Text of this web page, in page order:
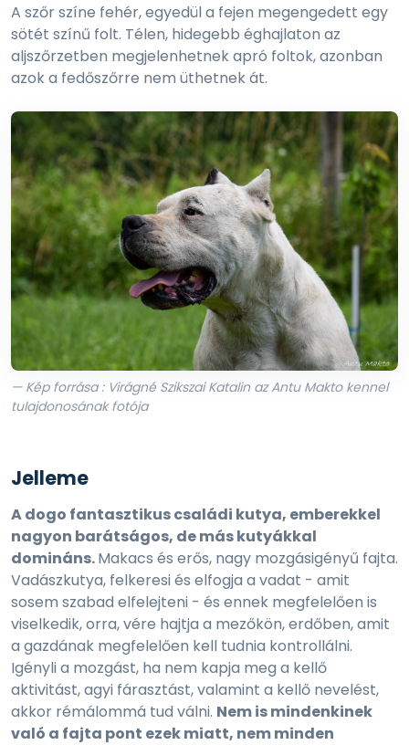
A szőr színe fehér, egyedül a fejen megengedett egy
sötét színű folt. Télen, hidegebb éghajlaton az
aljszőrzetben megjelenhetnek apró foltok, azonban
azok a fedőszőrre nem üthetnek át.
— Kép forrása : Virágné Szikszai Katalin az Antu Makto kennel
tulajdonosának fotója
Jelleme
A dogo fantasztikus családi kutya, emberekkel
nagyon barátságos, de más kutyákkal
domináns.Makacs és erős, nagy mozgásigényű fajta.
Vadászkutya, felkeresi és elfogja a vadat - amit
sosem szabad elfelejteni - és ennek megfelelően is
viselkedik, orra, vére hajtja a mezőkön, erdőben, amit
a gazdának megfelelően kell tudnia kontrollálni.
Igényli a mozgást, ha nem kapja meg a kellő
aktivitást, agyi fárasztást, valamint a kellő nevelést,
akkor rémálommá tud válni. Nem is mindenkinek
való a fajta pont ezek miatt, nem minden